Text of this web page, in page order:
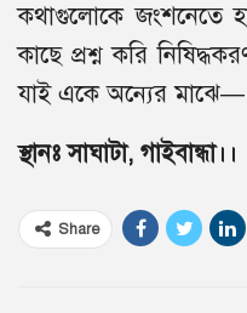
কথাগুলোকে জংশনেতে
কাছে প্রশ্ন করি
যাই একে অন্যের মাঝে—
স্থানঃ সাঘাটা, গাইবান্ধা।।
Share